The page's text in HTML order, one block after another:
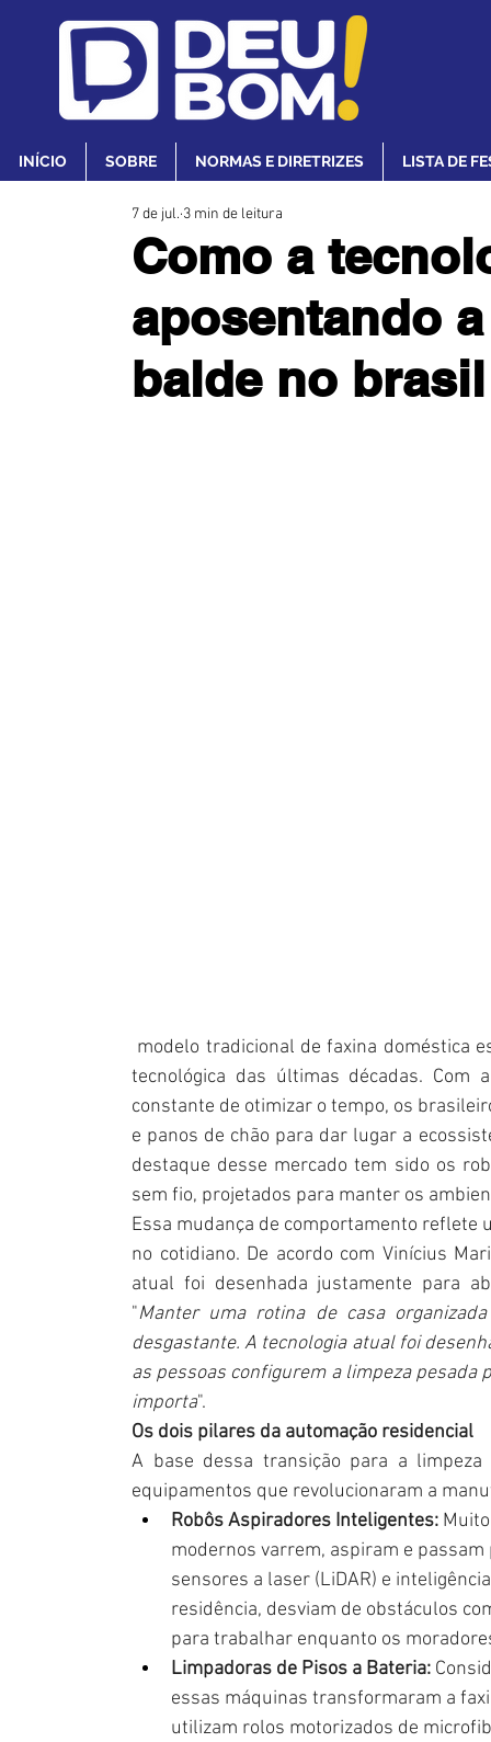
INÍCIO SOBRE NORMAS E DIRETRIZES LISTA DE
Como a
aposentando
balde no brasil
7 de jul. 3 min de leitura
modelo tradicional de faxina doméstica
tecnológica das últimas décadas. Com
constante de otimizar o tempo, os
e panos de chão para dar lugar a
destaque desse mercado tem sido os
sem fio, projetados para manter os
Essa mudança de comportamento reflete
no cotidiano. De acordo com Vinícius
atual foi desenhada justamente para
"Manter uma rotina de casa
desgastante. A tecnologia atual foi
as pessoas configurem a limpeza pesada
importa".
Os dois pilares da automação residencial
A base dessa transição para a
equipamentos que revolucionaram a
Robôs Aspiradores Inteligentes:
modernos varrem, aspiram e
sensores a laser (LiDAR) e
residência, desviam de obstáculos
para trabalhar enquanto os
Limpadoras de Pisos a Bateria:
essas máquinas transformaram a
utilizam rolos motorizados de